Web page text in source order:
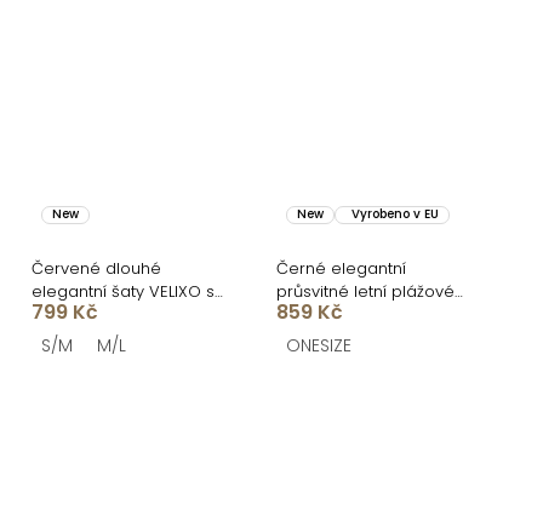
New
Červené dlouhé
elegantní šaty VELIXO s
výstřihem
799 Kč
S/M M/L
New Vyrobeno v EU
Černé elegantní
průsvitné letní plážové
maxi šaty UMARIE s
dlouhým rukávem
859 Kč
ONESIZE